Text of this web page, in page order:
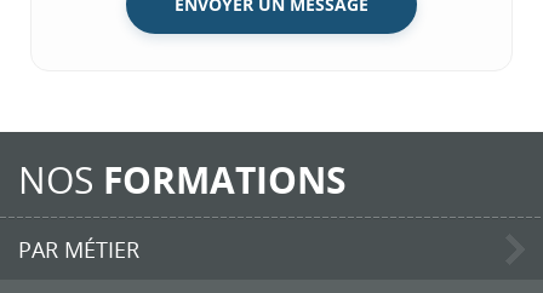
ENVOYER UN MESSAGE
NOS FORMATIONS
PAR MÉTIER